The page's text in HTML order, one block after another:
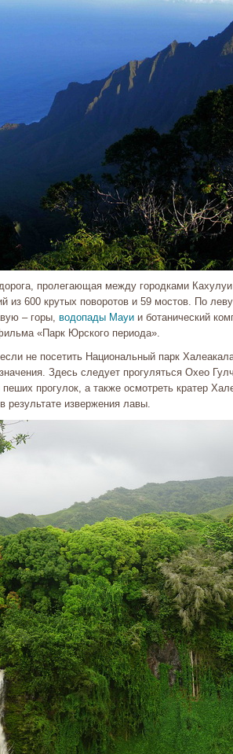
пролегающая между городками
из 600 крутых поворотов и 59 мостов. По
– горы, водопады Мауии ботанический
«Парк Юрского периода».
не посетить Национальный парк
Здесь следует прогуляться Охео
прогулок, а также осмотреть кратер
результате извержения лавы.